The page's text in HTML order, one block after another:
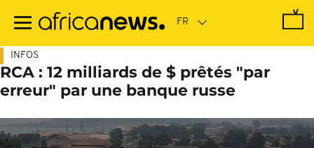
contenu
INFOS
RCA : 12 milliards de $ prêtés "par
erreur" par une banque russe